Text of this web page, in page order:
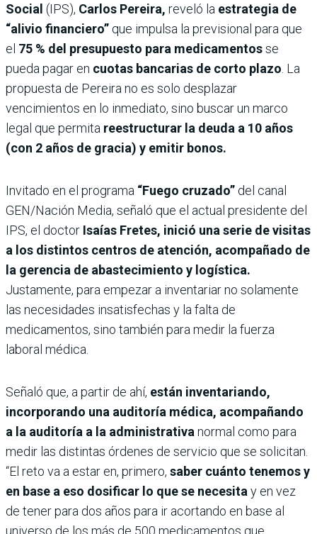
Social (IPS), Carlos Pereira, reveló la estrategia de
“alivio financiero” que impulsa la previsional para que
el 75 % del presupuesto para medicamentosse
pueda pagar en cuotas bancarias de corto plazo . La
propuesta de Pereira no es solo desplazar
vencimientos en lo inmediato, sino buscar un marco
legal que permita reestructurar la deuda a 10 años
(con 2 años de gracia) y emitir bonos.
Invitado en el programa “Fuego cruzado” del canal
GEN/Nación Media, señaló que el actual presidente del
IPS, el doctor Isaías Fretes, inició una serie de visitas
a los distintos centros de atención, acompañado de
la gerencia de abastecimiento y logística.
Justamente, para empezar a inventariar no solamente
las necesidades insatisfechas y la falta de
medicamentos, sino también para medir la fuerza
laboral médica.
Señaló que, a partir de ahí, están inventariando,
incorporando una auditoría médica, acompañando
a la auditoría a la administrativa normal como para
medir las distintas órdenes de servicio que se solicitan.
“El reto va a estar en, primero, saber cuánto tenemos y
en base a eso dosificar lo que se necesita y en vez
de tener para dos años para ir acortando en base al
universo de los más de 500 medicamentos que